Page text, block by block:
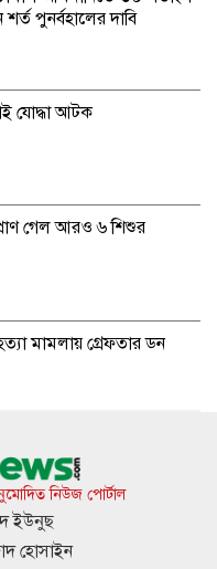
পুনর্বহালের দাবি
যোদ্ধা আটক
গেল আরও ৬ শিশুর
মামলায় গ্রেফতার ডন
মোট ভোটার ১২ কোটি ৮৬
নিউজ পোর্টাল
ইউনুছ
হোসাইন